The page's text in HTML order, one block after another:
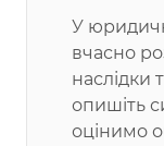
У
вчасно
наслідки
опишіть
оцінимо